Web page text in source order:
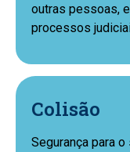
outras pessoas,
processos
Colisão
Segurança para